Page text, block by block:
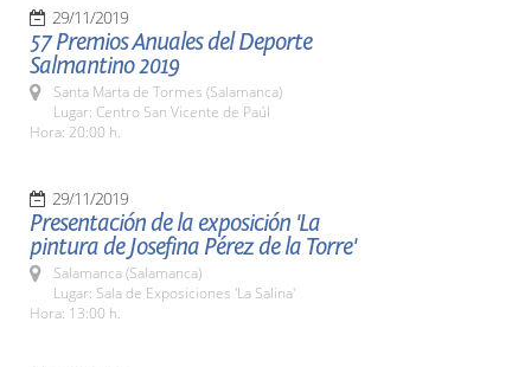
29/11/2019
57 Premios Anuales del Deporte
Salmantino 2019
Santa Marta de Tormes (Salamanca)
Lugar: Centro San Vicente de Paúl
Hora: 20:00 h.
29/11/2019
Presentación de la exposición 'La
pintura de Josefina Pérez de la Torre'
Salamanca (Salamanca)
Lugar: Sala de Exposiciones 'La Salina'
Hora: 13:00 h.